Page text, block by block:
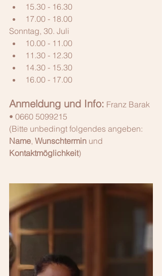
15.30 - 16.30
17.00 - 18.00
Sonntag, 30. Juli
10.00 - 11.00
11.30 - 12.30
14.30 - 15.30
16.00 - 17.00
Anmeldung und Info: Franz Barak
• 0660 5099215
(Bitte unbedingt folgendes angeben:
Name, Wunschtermin und
Kontaktmöglichkeit)